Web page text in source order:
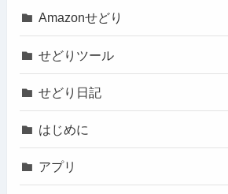
Amazonせどり
せどりツール
せどり日記
はじめに
アプリ